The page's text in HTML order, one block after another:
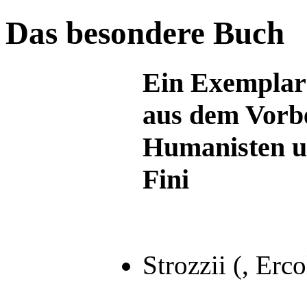
Das besondere Buch
Ein
aus dem
Humanisten
Fini
Strozzii (,